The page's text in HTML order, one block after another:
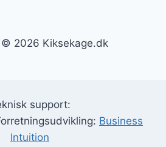
© 2026 Kiksekage.dk
support:
Business
Intuition